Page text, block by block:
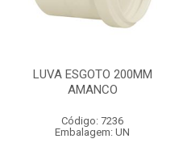
LUVA ESGOTO 200MM
AMANCO
Código: 7236
Embalagem: UN